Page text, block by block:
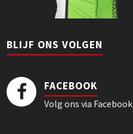
BLIJF ONS VOLGEN
FACEBOOK
Volg ons via Facebook